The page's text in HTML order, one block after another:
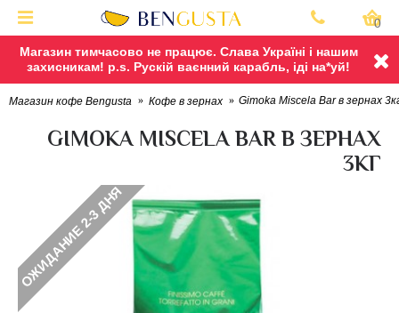
Магазин тимчасово не працює. Слава Україні і нашим
захисникам! p.s. Рускій ваєнний карабль, іді на*уй!
0
Магазин кофе Bengusta Кофе в зернах Gimoka Miscela Bar в зернах
GIMOKA MISCELA BAR В ЗЕРНАХ
3КГ
ОЖИДАНИЕ 2-3 ДНЯ